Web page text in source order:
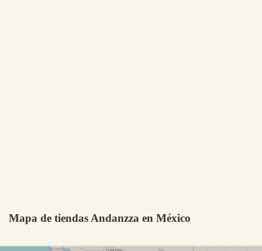
Mapa de tiendas Andanzza en México